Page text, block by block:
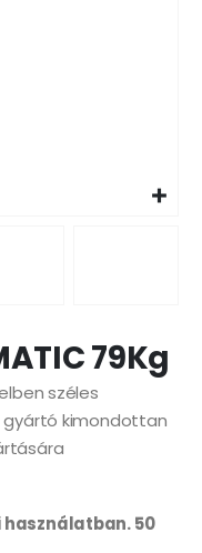
79Kg
széles
kimondottan
50